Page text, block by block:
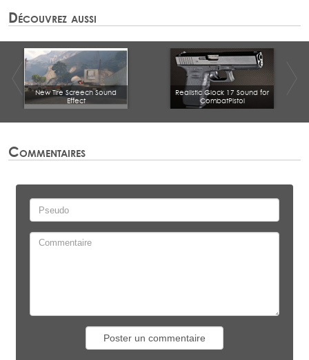
Découvrez aussi
New Tire Screech Sound
Effect
Realistic Glock 17 Sound for
CombatPistol
Commentaires